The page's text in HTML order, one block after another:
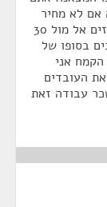
זה אם לא מחיר
הפסד? איך אנחנו אמורים להתמודד ב-15 אחוזים אל מול 30
בסופו של
את הקמח אני
העובדים
כאשר 40 אחוזים שכר עבודה זאת